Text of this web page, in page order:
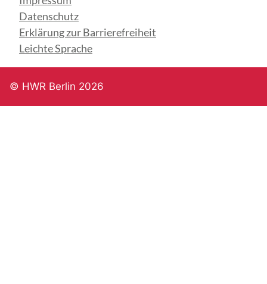
Datenschutz
Erklärung zur Barrierefreiheit
Leichte Sprache
© HWR Berlin 2026